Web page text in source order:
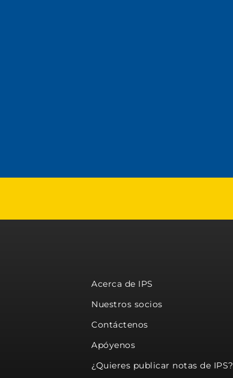
Acerca de IPS
Nuestros socios
Contáctenos
Apóyenos
¿Quieres publicar notas de IPS?